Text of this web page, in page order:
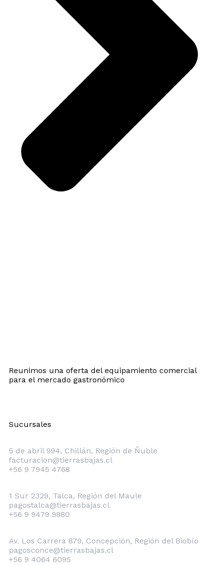
Reunimos una oferta del equipamiento comercial
para el mercado gastronómico
Sucursales
5 de abril 994, Chillán, Región de Ñuble
facturacion@tierrasbajas.cl
+56 9 7945 4768
1 Sur 2329, Talca, Región del Maule
pagostalca@tierrasbajas.cl
+56 9 9479 9880
Av. Los Carrera 879, Concepción, Región del Biobío
pagosconce@tierrasbajas.cl
+56 9 4064 6095